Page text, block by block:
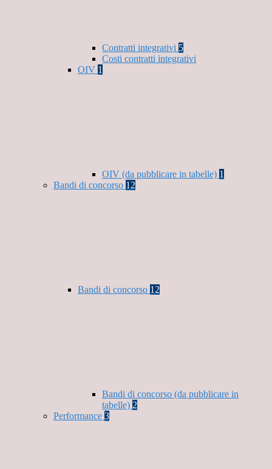
Contratti integrativi 5
Costi contratti integrativi
OIV 1
OIV (da pubblicare in tabelle) 1
Bandi di concorso 12
Bandi di concorso 12
Bandi di concorso (da pubblicare in
tabelle) 2
Performance 3